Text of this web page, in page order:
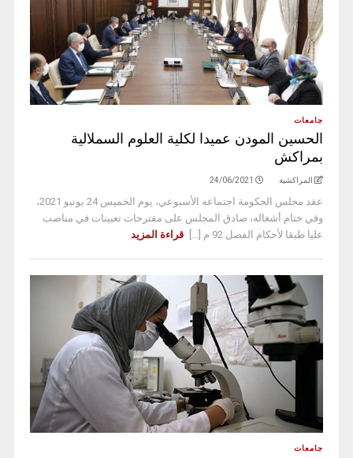
جامعات
الحسين المودن عميدا لكلية العلوم السملالية
بمراكش
المراكشية 24/06/2021
عقد مجلس الحكومة اجتماعه الأسبوعي، يوم الخميس 24 يونيو 2021،
وفي ختام أشغاله، صادق المجلس على مقترحات تعيينات في مناصب
عليا طبقا لأحكام الفصل 92 م [...]
قراءة المزيد
جامعات